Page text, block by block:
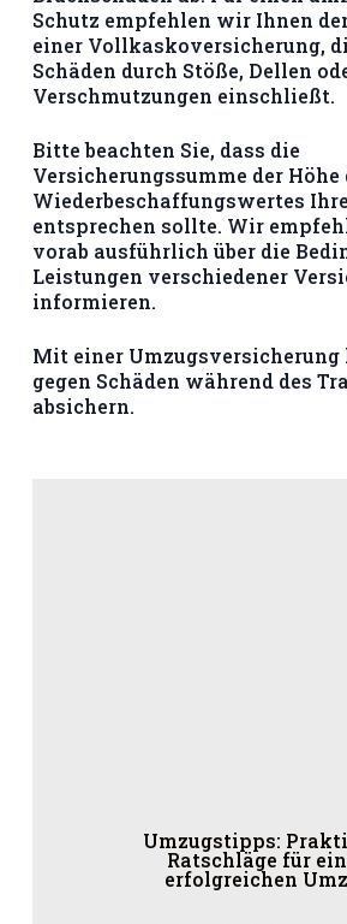
Schutz empfehlen wir Ihnen
einer Vollkaskoversicherung,
Schäden durch Stöße, Dellen
Verschmutzungen einschließt.
Bitte beachten Sie, dass die
Versicherungssumme der Höhe
Wiederbeschaffungswertes
entsprechen sollte. Wir
vorab ausführlich über die
Leistungen verschiedener
informieren.
Mit einer Umzugsversicherung
gegen Schäden während des
absichern.
Umzugstipps:
Ratschläge für
erfolgreichen